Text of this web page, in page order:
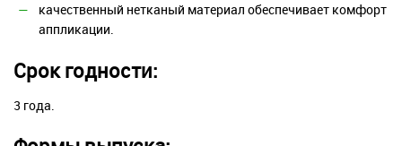
качественный нетканый материал обеспечивает комфорт
аппликации.
Срок годности:
3 года.